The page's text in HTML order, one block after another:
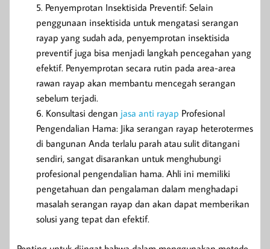
Penyemprotan Insektisida Preventif: Selain
penggunaan insektisida untuk mengatasi serangan
rayap yang sudah ada, penyemprotan insektisida
preventif juga bisa menjadi langkah pencegahan yang
efektif. Penyemprotan secara rutin pada area-area
rawan rayap akan membantu mencegah serangan
sebelum terjadi.
Konsultasi dengan jasa anti rayap Profesional
Pengendalian Hama: Jika serangan rayap heterotermes
di bangunan Anda terlalu parah atau sulit ditangani
sendiri, sangat disarankan untuk menghubungi
profesional pengendalian hama. Ahli ini memiliki
pengetahuan dan pengalaman dalam menghadapi
masalah serangan rayap dan akan dapat memberikan
solusi yang tepat dan efektif.